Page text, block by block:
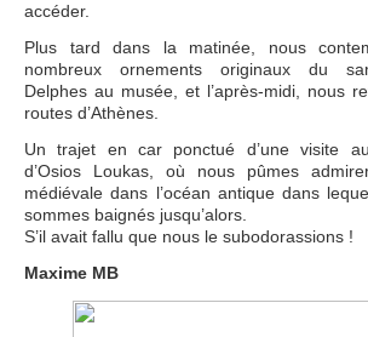
accéder.
Plus tard dans la matinée, nous
nombreux ornements originaux du
Delphes au musée, et l’après-midi, nous
routes d’Athènes.
Un trajet en car ponctué d’une visite
d’Osios Loukas, où nous pûmes
médiévale dans l’océan antique dans
sommes baignés jusqu’alors.
S’il avait fallu que nous le subodorassions !
Maxime MB